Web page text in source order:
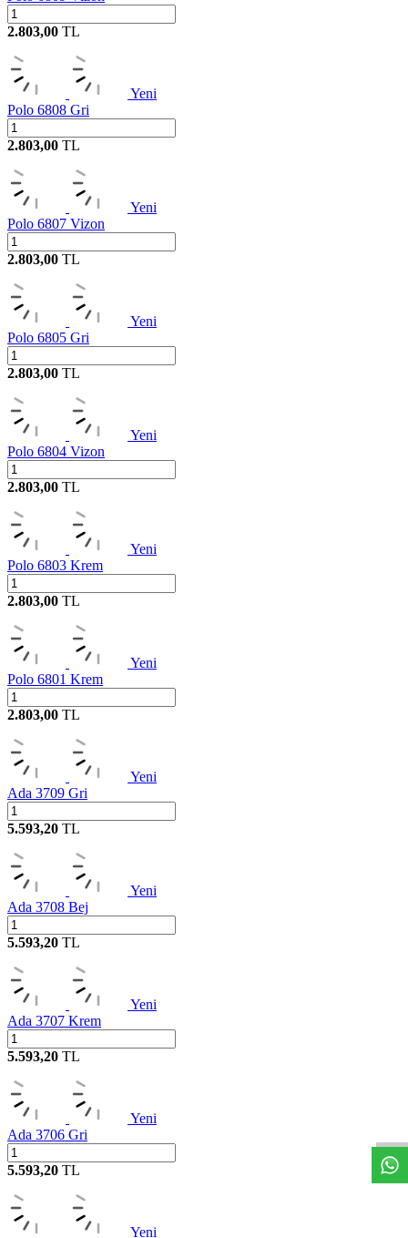
2.803,00 TL
Yeni
Polo 6808 Gri
2.803,00 TL
Yeni
Polo 6807 Vizon
2.803,00 TL
Yeni
Polo 6805 Gri
2.803,00 TL
Yeni
Polo 6804 Vizon
2.803,00 TL
Yeni
Polo 6803 Krem
2.803,00 TL
Yeni
Polo 6801 Krem
2.803,00 TL
Yeni
Ada 3709 Gri
5.593,20 TL
Yeni
Ada 3708 Bej
5.593,20 TL
Yeni
Ada 3707 Krem
5.593,20 TL
Yeni
Ada 3706 Gri
5.593,20 TL
Yeni